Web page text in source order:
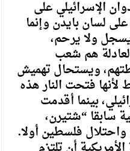
الإسرائيلي على
لسان بايدن وإنما
ولا يرحم،
هم شعب
ويستحال تهميش
فتحت النار هذه
بينما أقدمت
سابقا “شتيرن،
واحتلال فلسطين أولا.